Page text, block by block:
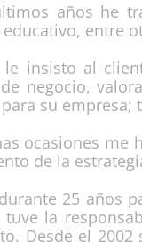
años he
entre
le insisto al
negocio,
su empresa;
ocasiones me
de la
25 años
tuve la
Desde el